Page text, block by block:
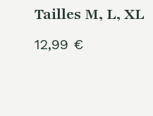
Tailles M, L, XL
12,99 €